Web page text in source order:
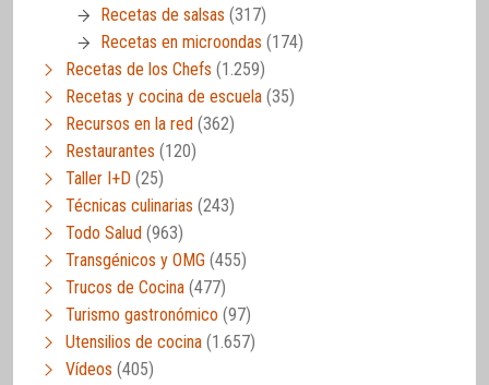
Recetas de salsas (317)
Recetas en microondas (174)
Recetas de los Chefs (1.259)
Recetas y cocina de escuela (35)
Recursos en la red (362)
Restaurantes (120)
Taller I+D (25)
Técnicas culinarias (243)
Todo Salud (963)
Transgénicos y OMG (455)
Trucos de Cocina (477)
Turismo gastronómico (97)
Utensilios de cocina (1.657)
Vídeos (405)